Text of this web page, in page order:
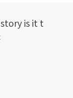
story is it t